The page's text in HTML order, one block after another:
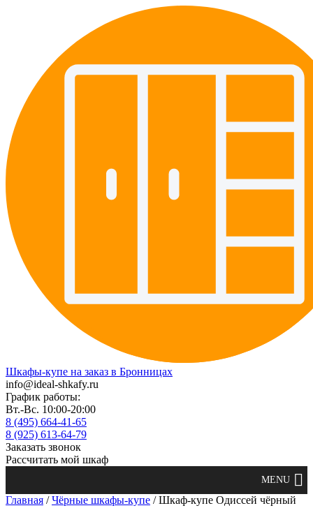
Шкафы-купе на заказ в Бронницах
info@ideal-shkafy.ru
График работы:
Вт.-Вс. 10:00-20:00
8 (495) 664-41-65
8 (925) 613-64-79
Заказать звонок
Рассчитать мой шкаф
Главная /Чёрные шкафы-купе / Шкаф-купе Одиссей чёрный